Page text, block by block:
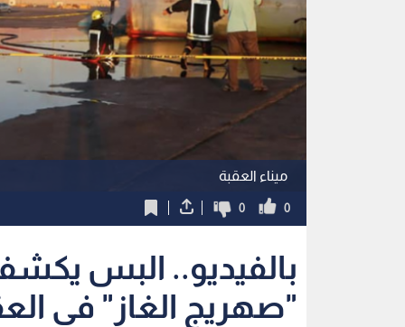
ميناء العقبة
0
0
بالفيديو.. البس
"صهريج الغاز" في